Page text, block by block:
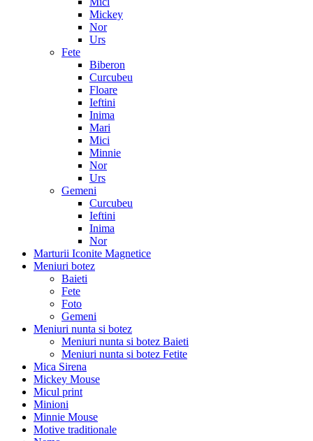
Mickey
Nor
Urs
Fete
Biberon
Curcubeu
Floare
Ieftini
Inima
Mari
Mici
Minnie
Nor
Urs
Gemeni
Curcubeu
Ieftini
Inima
Nor
Marturii Iconite Magnetice
Meniuri botez
Baieti
Fete
Foto
Gemeni
Meniuri nunta si botez
Meniuri nunta si botez Baieti
Meniuri nunta si botez Fetite
Mica Sirena
Mickey Mouse
Micul print
Minioni
Minnie Mouse
Motive traditionale